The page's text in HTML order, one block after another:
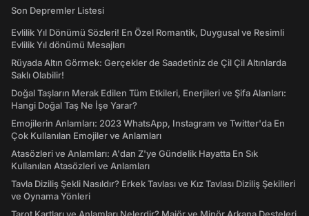
Son Depremler Listesi
Evlilik Yıl Dönümü Sözleri! En Özel Romantik, Duygusal ve Resimli
Evlilik Yıl dönümü Mesajları
Rüyada Altın Görmek: Gerçekler de Saadetiniz de Çil Çil Altınlarda
Saklı Olabilir!
Doğal Taşların Merak Edilen Tüm Etkileri, Enerjileri ve Şifa Alanları:
Hangi Doğal Taş Ne İşe Yarar?
Emojilerin Anlamları: 2023 WhatsApp, Instagram ve Twitter'da En
Çok Kullanılan Emojiler ve Anlamları
Atasözleri ve Anlamları: A'dan Z'ye Gündelik Hayatta En Sık
Kullanılan Atasözleri ve Anlamları
Tavla Diziliş Şekli Nasıldır? Erkek Tavlası ve Kız Tavlası Diziliş Şekilleri
ve Oynama Yönleri